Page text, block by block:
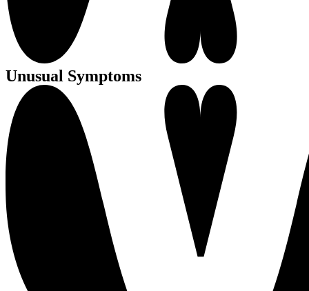
Unusual Symptoms